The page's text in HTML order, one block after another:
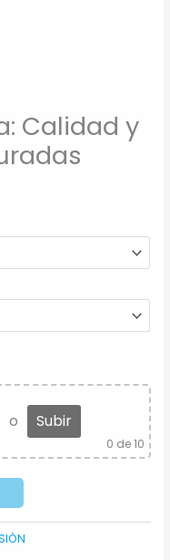
Calidad y
o Subir
0 de 10